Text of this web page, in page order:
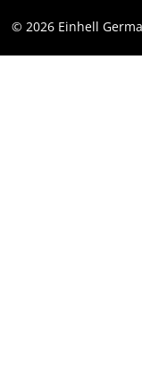
Impressum
© 2026 Einhell